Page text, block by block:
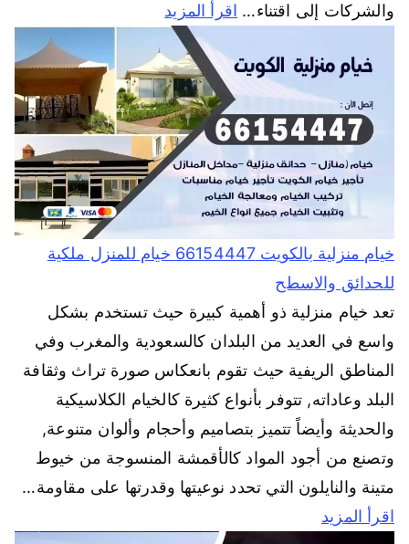
والشركات إلى اقتناء… اقرأ المزيد
خيام منزلية بالكويت 66154447 خيام للمنزل ملكية
للحدائق والاسطح
تعد خيام منزلية ذو أهمية كبيرة حيث تستخدم بشكل
واسع في العديد من البلدان كالسعودية والمغرب وفي
المناطق الريفية حيث تقوم بانعكاس صورة تراث وثقافة
البلد وعاداته, تتوفر بأنواع كثيرة كالخيام الكلاسيكية
والحديثة وأيضاً تتميز بتصاميم وأحجام وألوان متنوعة,
وتصنع من أجود المواد كالأقمشة المنسوجة من خيوط
متينة والنايلون التي تحدد نوعيتها وقدرتها على مقاومة…
اقرأ المزيد